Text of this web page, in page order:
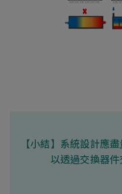
【小結】系統設計應
以透過交換器件